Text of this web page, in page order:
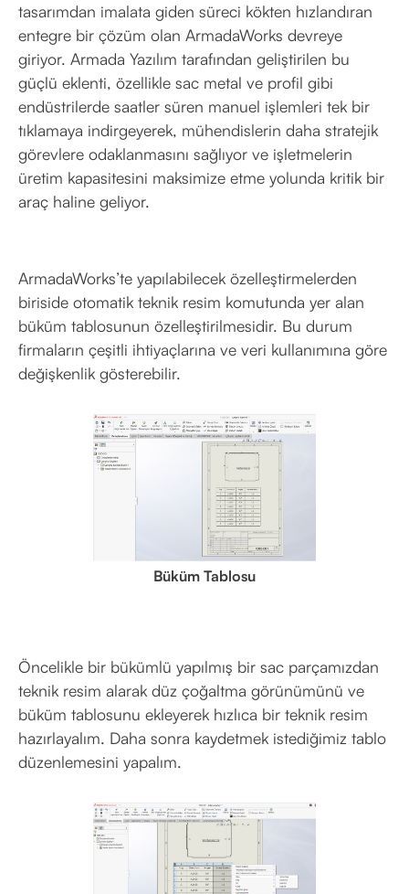
tasarımdan imalata giden süreci kökten hızlandıran
entegre bir çözüm olan ArmadaWorks devreye
giriyor. Armada Yazılım tarafından geliştirilen bu
güçlü eklenti, özellikle sac metal ve profil gibi
endüstrilerde saatler süren manuel işlemleri tek bir
tıklamaya indirgeyerek, mühendislerin daha stratejik
görevlere odaklanmasını sağlıyor ve işletmelerin
üretim kapasitesini maksimize etme yolunda kritik bir
araç haline geliyor.
ArmadaWorks’te yapılabilecek özelleştirmelerden
biriside otomatik teknik resim komutunda yer alan
büküm tablosunun özelleştirilmesidir. Bu durum
firmaların çeşitli ihtiyaçlarına ve veri kullanımına göre
değişkenlik gösterebilir.
Büküm Tablosu
Öncelikle bir bükümlü yapılmış bir sac parçamızdan
teknik resim alarak düz çoğaltma görünümünü ve
büküm tablosunu ekleyerek hızlıca bir teknik resim
hazırlayalım. Daha sonra kaydetmek istediğimiz tablo
düzenlemesini yapalım.